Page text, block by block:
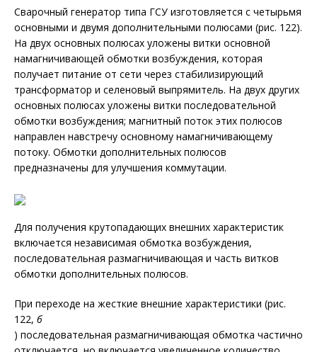
Сварочный генератор типа ГСУ изготовляется с четырьмя
основными и двумя дополнительными полюсами (рис. 122).
На двух основных полюсах уложены витки основной
намагничивающей обмотки возбуждения, которая
получает питание от сети через стабилизирующий
трансформатор и селеновый выпрямитель. На двух других
основных полюсах уложены витки последовательной
обмотки возбуждения; магнитный поток этих полюсов
направлен навстречу основному намагничивающему
потоку. Обмотки дополнительных полюсов
предназначены для улучшения коммутации.
Для получения крутопадающих внешних характеристик
включается независимая обмотка возбуждения,
последовательная размагничивающая и часть витков
обмотки дополнительных полюсов.
При переходе на жесткие внешние характеристики (рис.
122, б
) последовательная размагничивающая обмотка частично